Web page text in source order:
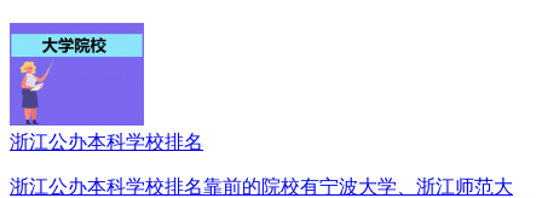
浙江公办本科学校排名
浙江公办本科学校排名靠前的院校有宁波大学、浙江师范大